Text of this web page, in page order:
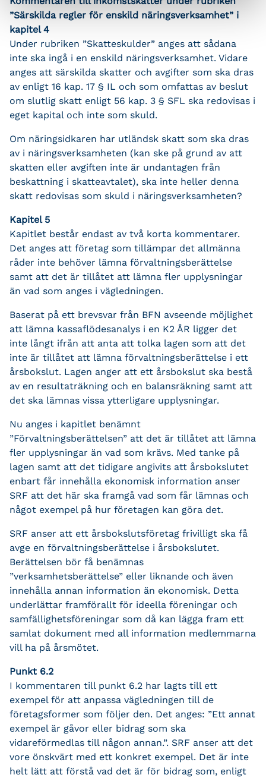
”Särskilda regler för enskild näringsverksamhet” i
kapitel 4
Under rubriken ”Skatteskulder” anges att sådana
inte ska ingå i en enskild näringsverksamhet. Vidare
anges att särskilda skatter och avgifter som ska dras
av enligt 16 kap. 17 § IL och som omfattas av beslut
om slutlig skatt enligt 56 kap. 3 § SFL ska redovisas i
eget kapital och inte som skuld.
Om näringsidkaren har utländsk skatt som ska dras
av i näringsverksamheten (kan ske på grund av att
skatten eller avgiften inte är undantagen från
beskattning i skatteavtalet), ska inte heller denna
skatt redovisas som skuld i näringsverksamheten?
Kapitel 5
Kapitlet består endast av två korta kommentarer.
Det anges att företag som tillämpar det allmänna
råder inte behöver lämna förvaltningsberättelse
samt att det är tillåtet att lämna fler upplysningar
än vad som anges i vägledningen.
Baserat på ett brevsvar från BFN avseende möjlighet
att lämna kassaflödesanalys i en K2 ÅR ligger det
inte långt ifrån att anta att tolka lagen som att det
inte är tillåtet att lämna förvaltningsberättelse i ett
årsbokslut. Lagen anger att ett årsbokslut ska bestå
av en resultaträkning och en balansräkning samt att
det ska lämnas vissa ytterligare upplysningar.
Nu anges i kapitlet benämnt
”Förvaltningsberättelsen” att det är tillåtet att lämna
fler upplysningar än vad som krävs. Med tanke på
lagen samt att det tidigare angivits att årsbokslutet
enbart får innehålla ekonomisk information anser
SRF att det här ska framgå vad som får lämnas och
något exempel på hur företagen kan göra det.
SRF anser att ett årsbokslutsföretag frivilligt ska få
avge en förvaltningsberättelse i årsbokslutet.
Berättelsen bör få benämnas
”verksamhetsberättelse” eller liknande och även
innehålla annan information än ekonomisk. Detta
underlättar framförallt för ideella föreningar och
samfällighetsföreningar som då kan lägga fram ett
samlat dokument med all information medlemmarna
vill ha på årsmötet.
Punkt 6.2
I kommentaren till punkt 6.2 har lagts till ett
exempel för att anpassa vägledningen till de
företagsformer som följer den. Det anges: ”Ett annat
exempel är gåvor eller bidrag som ska
vidareförmedlas till någon annan.”. SRF anser att det
vore önskvärt med ett konkret exempel. Det är inte
helt lätt att förstå vad det är för bidrag som, enligt